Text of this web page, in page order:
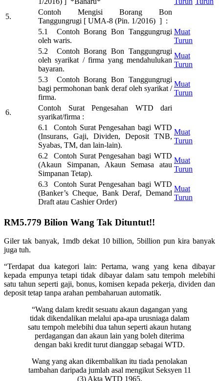
5.
Contoh Mengisi Borang Bon
Tanggungrugi [ UMA-8 (Pin. 1/2016) ] :
5.1 Contoh Borang Bon Tanggungrugi
oleh waris.
Muat
Turun
5.2 Contoh Borang Bon Tanggungrugi
oleh syarikat / firma yang mendahulukan
bayaran.
Muat
Turun
5.3 Contoh Borang Bon Tanggungrugi
bagi permohonan bank deraf oleh syarikat /
firma.
Muat
Turun
6.
Contoh Surat Pengesahan WTD dari
syarikat/firma :
6.1 Contoh Surat Pengesahan bagi WTD
(Insurans, Gaji, Dividen, Deposit TNB,
Syabas, TM, dan lain-lain).
Muat
Turun
6.2 Contoh Surat Pengesahan bagi WTD
(Akaun Simpanan, Akaun Semasa atau
Simpanan Tetap).
Muat
Turun
6.3 Contoh Surat Pengesahan bagi WTD
(Banker’s Cheque, Bank Deraf, Demand
Draft atau Cashier Order)
Muat
Turun
RM5.779 Bilion Wang Tak Dituntut!!
Giler tak banyak, 1mdb dekat 10 billion, 5billion pun kira banyak
juga tuh.
“Terdapat dua kategori lain: Pertama, wang yang kena dibayar
kepada empunya tetapi tidak dibayar dalam satu tempoh melebihi
satu tahun seperti gaji, bonus, komisen kepada pekerja, dividen dan
deposit tetap tanpa arahan pembaharuan automatik.
“Wang dalam kredit sesuatu akaun dagangan yang
tidak dikendalikan melalui apa-apa urusniaga dalam
satu tempoh melebihi dua tahun seperti akaun hutang
perdagangan dan akaun lain yang boleh diterima
dengan baki kredit turut dianggap sebagai WTD.
Wang yang akan dikembalikan itu tiada penolakan
tambahan daripada jumlah asal mengikut Seksyen 11
(3) Akta WTD 1965.